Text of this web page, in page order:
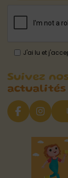
J'ai lu et
Suivez
actualités